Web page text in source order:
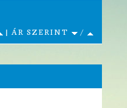
| ÁR SZERINT /